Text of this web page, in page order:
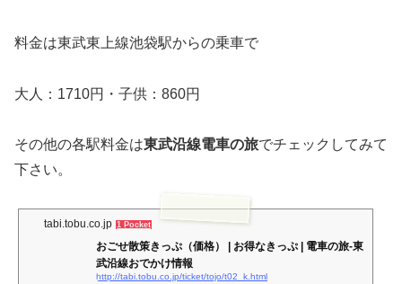
料金は東武東上線池袋駅からの乗車で
大人：1710円・子供：860円
その他の各駅料金は東武沿線電車の旅でチェックしてみて
下さい。
tabi.tobu.co.jp 1 Pocket
おごせ散策きっぷ（価格） | お得なきっぷ | 電車の旅-東
武沿線おでかけ情報
http://tabi.tobu.co.jp/ticket/tojo/t02_k.html